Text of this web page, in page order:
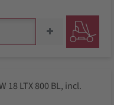
18 LTX 800 BL, incl.